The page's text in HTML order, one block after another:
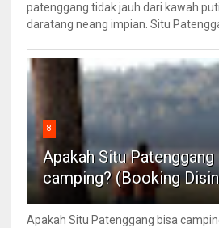
patenggang tidak jauh dari kawah
daratang neang impian. Situ
8
Apakah Situ Patenggang
camping? (Booking
Apakah Situ Patenggang bisa